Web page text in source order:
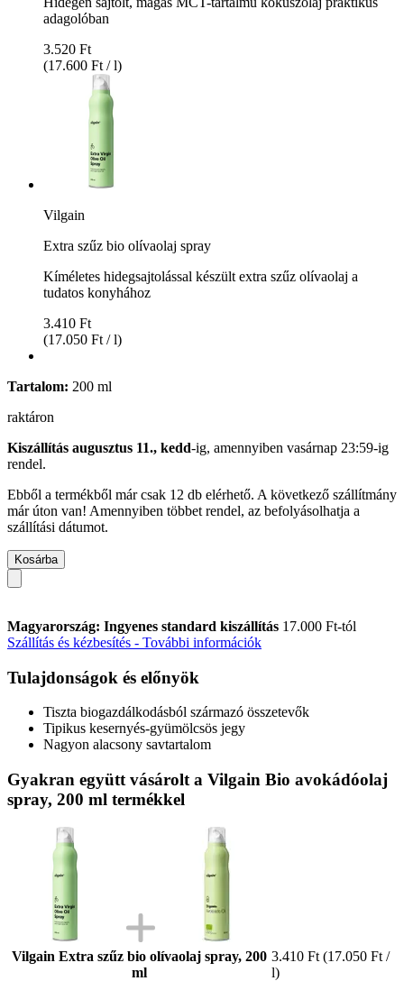
adagolóban
3.520 Ft
(17.600 Ft / l)
Vilgain
Extra szűz bio olívaolaj spray
Kíméletes hidegsajtolással készült extra szűz olívaolaj a
tudatos konyhához
3.410 Ft
(17.050 Ft / l)
Tartalom: 200 ml
raktáron
Kiszállítás augusztus 11., kedd-ig, amennyiben vasárnap 23:59-ig
rendel.
Ebből a termékből már csak 12 db elérhető. A következő szállítmány
már úton van! Amennyiben többet rendel, az befolyásolhatja a
szállítási dátumot.
Kosárba
Magyarország: Ingyenes standard kiszállítás 17.000 Ft-tól
Szállítás és kézbesítés - További információk
Tulajdonságok és előnyök
Tiszta biogazdálkodásból származó összetevők
Tipikus kesernyés-gyümölcsös jegy
Nagyon alacsony savtartalom
Gyakran együtt vásárolt a Vilgain Bio avokádóolaj
spray, 200 ml termékkel
Vilgain Extra szűz bio olívaolaj spray, 200
ml
3.410 Ft (17.050 Ft /
l)